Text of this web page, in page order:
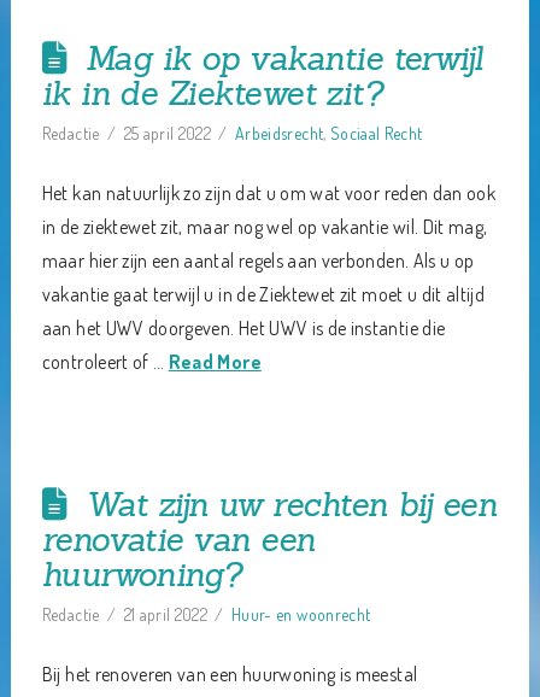
Mag ik op vakantie terwijl
ik in de Ziektewet zit?
Redactie 25 april 2022 Arbeidsrecht, Sociaal Recht
Het kan natuurlijk zo zijn dat u om wat voor reden dan ook
in de ziektewet zit, maar nog wel op vakantie wil. Dit mag,
maar hier zijn een aantal regels aan verbonden. Als u op
vakantie gaat terwijl u in de Ziektewet zit moet u dit altijd
aan het UWV doorgeven. Het UWV is de instantie die
controleert of … Read More
Wat zijn uw rechten bij een
renovatie van een
huurwoning?
Redactie 21 april 2022 Huur- en woonrecht
Bij het renoveren van een huurwoning is meestal